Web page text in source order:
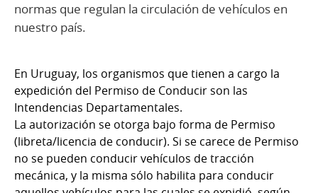
normas que regulan la circulación de vehículos en
nuestro país.
En Uruguay, los organismos que tienen a cargo la
expedición del Permiso de Conducir son las
Intendencias Departamentales.
La autorización se otorga bajo forma de Permiso
(libreta/licencia de conducir). Si se carece de Permiso
no se pueden conducir vehículos de tracción
mecánica, y la misma sólo habilita para conducir